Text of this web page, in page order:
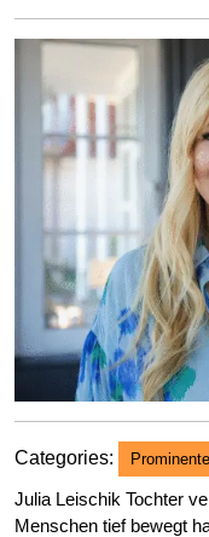
Categories: Prominente
Julia Leischik Tochter
Menschen tief bewegt